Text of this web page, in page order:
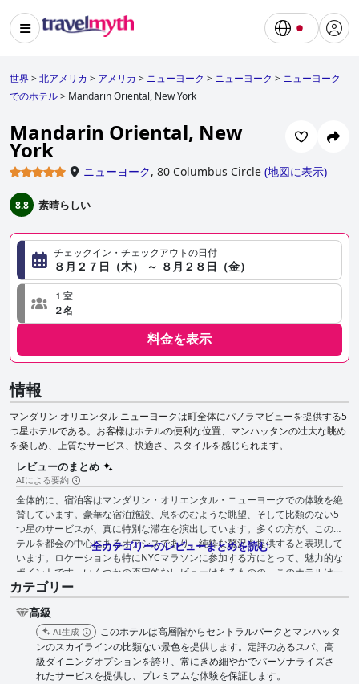
世界>北アメリカ > アメリカ > ニューヨーク > ニューヨーク > ニューヨーク
でのホテル> Mandarin Oriental, New York
Mandarin Oriental, New
York
ニューヨーク, 80 Columbus Circle (地図に表示)
8.8 素晴らしい
チェックイン・チェックアウトの日付
８月２７日（木） ～ ８月２８日（金）
１室
２名
料金を表示
情報
マンダリン オリエンタル ニューヨークは町全体にパノラマビューを提供する5
つ星ホテルである。お客様はホテルの便利な位置、マンハッタンの壮大な眺め
を楽しめ、上質なサービス、快適さ、スタイルを感じられます。
レビューのまとめ
AIによる要約
全体的に、宿泊客はマンダリン・オリエンタル・ニューヨークでの体験を絶
賛しています。豪華な宿泊施設、息をのむような眺望、そして比類のない5
つ星のサービスが、真に特別な滞在を演出しています。多くの方が、このホ
テルを都会の中心にあるオアシスであり、純粋な贅沢を提供すると表現して
います。ロケーションも特にNYCマラソンに参加する方にとって、魅力的な
ポイントです。いくつかの否定的なレビューはあるものの、このホテルは一
貫して市内で最高のホテルの1つとして評価されており、一流の施設とサー
ビスが、NYCでの滞在に最適な選択肢となっています。
全カテゴリーのレビューまとめを読む
カテゴリー
高級
AI生成
このホテルは高層階からセントラルパークとマンハッタ
ンのスカイラインの比類ない景色を提供します。定評のあるスパ、高
級ダイニングオプションを誇り、常にきめ細やかでパーソナライズさ
れたサービスを提供し、プレミアムな体験を保証します。